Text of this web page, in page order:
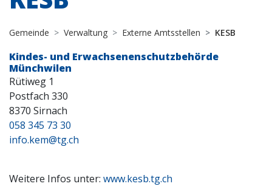
Gemeinde Verwaltung Externe Amtsstellen KESB
Kindes- und Erwachsenenschutzbehörde
Münchwilen
Rütiweg 1
Postfach 330
8370 Sirnach
058 345 73 30
info.kem@tg.ch
Weitere Infos unter: www.kesb.tg.ch